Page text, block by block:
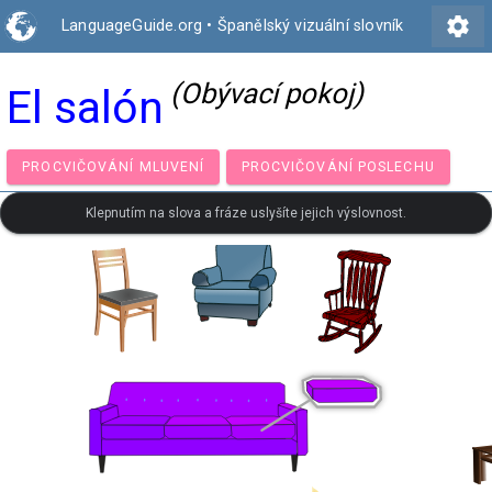
LanguageGuide.org • Španělský vizuální slovník settings
El salón (Obývací pokoj)
PROCVIČOVÁNÍ MLUVENÍ PROCVIČOVÁNÍ
Klepnutím na slova a fráze uslyšíte jejich výslovnost.